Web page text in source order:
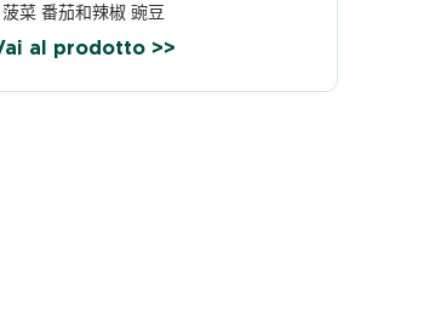
菠菜 番茄和辣椒 豌豆
al prodotto >>